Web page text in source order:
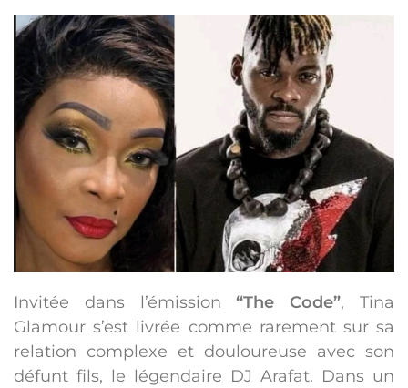
Invitée dans l’émission“The Code”, Tina
Glamour s’est livrée comme rarement sur sa
relation complexe et douloureuse avec son
défunt fils, le légendaire DJ Arafat. Dans un